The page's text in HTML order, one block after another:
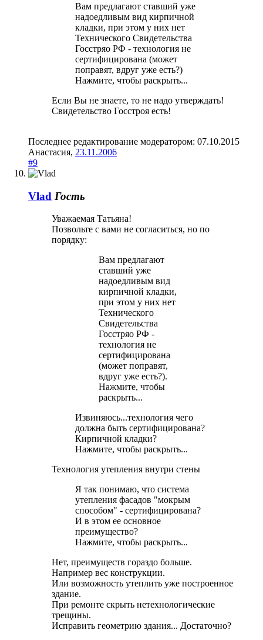
Вам предлагают ставший уже
надоедливым вид кирпичной
кладки, при этом у них нет
Технического Свидетельства
Госстряо РФ - технология не
сертифицирована (может
поправят, вдруг уже есть?)
Нажмите, чтобы раскрыть...
Если Вы не знаете, то не надо утверждать!
Свидетельство Госстроя есть!
Последнее редактирование модератором: 07.10.2015
Анастасия, 23.11.2006
#9
Vlad Гость
Уважаемая Татьяна!
Позвольте с вами не согласиться, но по
порядку:
Вам предлагают
ставший уже
надоедливым вид
кирпичной кладки,
при этом у них нет
Технического
Свидетельства
Госстряо РФ -
технология не
сертифицирована
(может поправят,
вдруг уже есть?).
Нажмите, чтобы
раскрыть...
Извиняюсь...технология чего
должна быть сертифицирована?
Кирпичной кладки?
Нажмите, чтобы раскрыть...
Технология утепления внутри стены
Я так понимаю, что система
утепления фасадов "мокрым
способом" - сертифицирована?
И в этом ее основное
преимущество?
Нажмите, чтобы раскрыть...
Нет, преимуществ гораздо больше.
Например вес конструкции.
Или возможность утеплить уже построенное
здание.
При ремонте скрыть нетехнологические
трещины.
Исправить геометрию здания... Достаточно?